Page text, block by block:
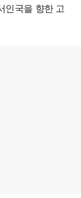
인국을 향한 고